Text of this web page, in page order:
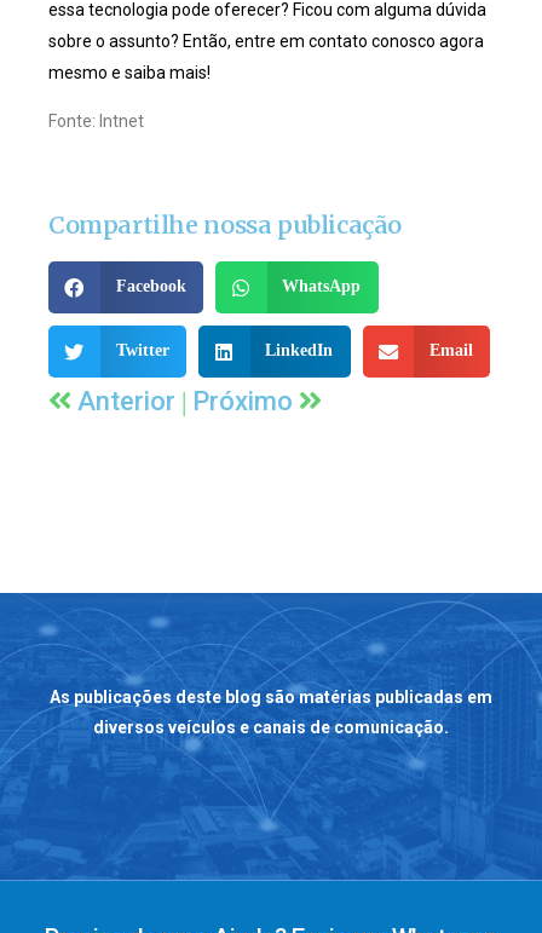
essa tecnologia pode oferecer? Ficou com alguma dúvida
sobre o assunto? Então, entre em contato conosco agora
mesmo e saiba mais!
Fonte: Intnet
Compartilhe nossa publicação
Facebook WhatsApp
Twitter LinkedIn Email
Anterior | Próximo
As publicações deste blog são matérias publicadas em
diversos veículos e canais de comunicação.